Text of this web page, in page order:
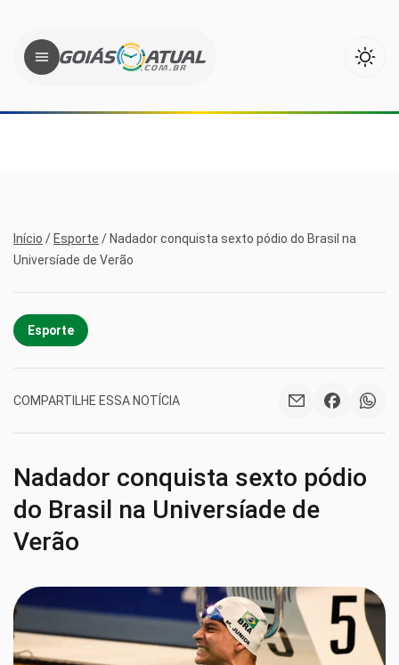
Início / Esporte / Nadador conquista sexto pódio do Brasil na
Universíade de Verão
Esporte
COMPARTILHE ESSA NOTÍCIA
Nadador conquista sexto pódio
do Brasil na Universíade de
Verão